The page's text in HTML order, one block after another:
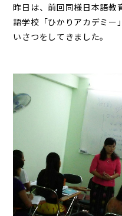
昨日は、前回同様日本語教
語学校「ひかりアカデミー
いさつをしてきました。